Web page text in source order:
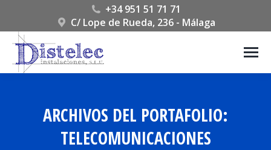
+34 951 51 71 71
C/ Lope de Rueda, 236 - Málaga
ARCHIVOS DEL PORTAFOLIO:
TELECOMUNICACIONES